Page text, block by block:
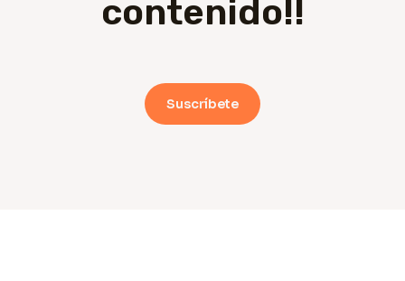
contenido!!
Suscríbete